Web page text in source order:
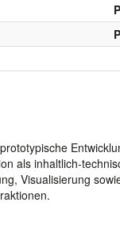
als inhaltlich-
Visualisierung